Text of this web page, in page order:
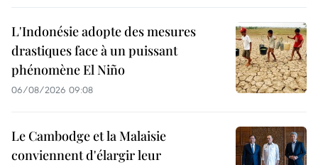
L'Indonésie adopte des mesures
drastiques face à un puissant
phénomène El Niño
06/08/2026 09:08
Le Cambodge et la Malaisie
conviennent d'élargir leur